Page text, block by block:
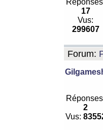
17
Vus:
299607
Forum:
2
Vus: